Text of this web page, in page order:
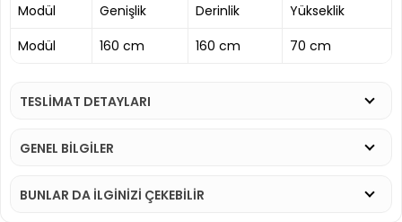
Modül
Genişlik Derinlik
Yükseklik
Modül
160 cm 160 cm 70 cm
TESLİMAT DETAYLARI
GENEL BİLGİLER
BUNLAR DA İLGINIZI ÇEKEBILIR